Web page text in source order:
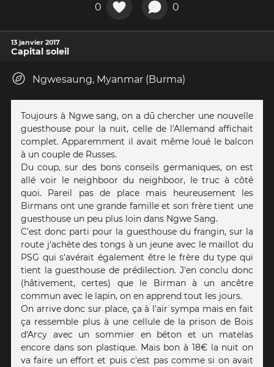
0 0
13 janvier 2017
Capital soleil
Ngwesaung, Myanmar (Burma)
Toujours à Ngwe sang, on a dū chercher une nouvelle
guesthouse pour la nuit, celle de l'Allemand affichait
complet. Apparemment il avait même loué le balcon
à un couple de Russes.
Du coup, sur des bons conseils germaniques, on est
allé voir le neighboor du neighboor, le truc à côté
quoi. Pareil pas de place mais heureusement les
Birmans ont une grande famille et son frère tient une
guesthouse un peu plus loin dans Ngwe Sang.
C'est donc parti pour la guesthouse du frangin, sur la
route j'achète des tongs à un jeune avec le maillot du
PSG qui s'avérait également être le frère du type qui
tient la guesthouse de prédilection. J'en conclu donc
(hâtivement, certes) que le Birman à un ancêtre
commun avec le lapin, on en apprend tout les jours.
On arrive donc sur place, ça à l'air sympa mais en fait
ça ressemble plus à une cellule de la prison de Bois
d'Arcy avec un sommier en béton et un matelas
encore dans son plastique. Mais bon à 18€ la nuit on
va faire un effort et puis c'est pas comme si on avait